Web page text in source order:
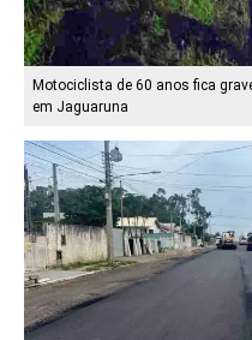
Motociclista de 60 anos fica
em Jaguaruna